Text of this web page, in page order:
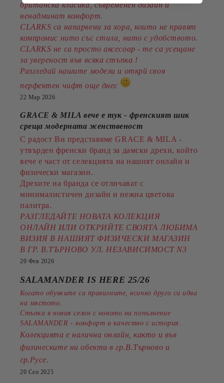
британска класика, съвременен дизайн и
ненадминат комфорт.
CLARKS са напарвени за хора, които не правят
компромис нито със стила, нито с удобството.
CLARKS не са просто аксесоар - те са усещане
за увереност във всяка стъпка !
Разгледай нашите модели и открй своя
перфектен чифт още днес
22 Мар 2026
GRACE & MILA вече е тук - френският шик
среща модерната женственост
С радост Ви представяме GRACE & MILA -
утвърден френски бранд за дамски дрехи, който
вече е част от селекцията на нашият онлайн и
физически магазин.
Дрехите на бранда се отличават с
минималистичен дизайн и нежна цветова
палитра.
РАЗГЛЕДАЙТЕ НОВАТА КОЛЕКЦИЯ
ОНЛАЙН ИЛИ ОТКРИЙТЕ СВОЯТА ЛЮБИМА
ВИЗИЯ В НАШИЯТ ФИЗИЧЕСКИ МАГАЗИН
В ГР. В.ТЪРНОВО УЛ. НЕЗАВИСИМОСТ N3
20 Фев 2026
SALAMANDER IS HERE 25/26
Когато обувките са правилните, всичко друго си идва
на мястото.
Стъпка в новия сезон с новото ни попълнение
SALAMANDER - комфорт и качество с история.
Колекцията е налична онлайн, както и във
физическите ни обекти в гр.В.Търново и
гр.Русе.
20 Сеп 2025